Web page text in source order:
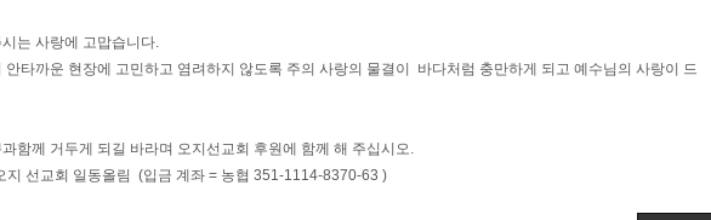
는 사랑에 고맙습니다.
타까운 현장에 고민하고 염려하지 않도록 주의 사랑의 물결이 바다처럼 충만하게 되고 예수님의 사랑이 드
함께 거두게 되길 바라며 오지선교회 후원에 함께 해 주십시오.
금 계좌 = 농협 351-1114-8370-63 )